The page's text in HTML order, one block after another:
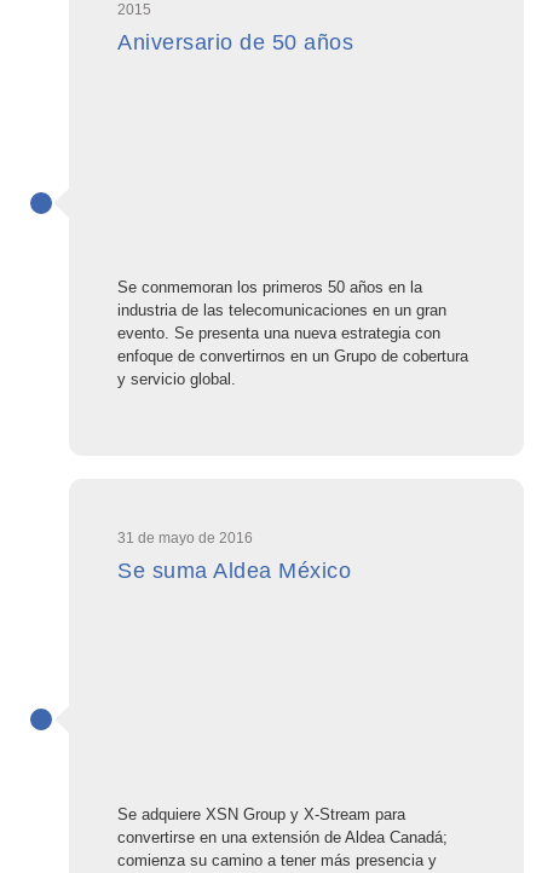
2015
Aniversario de 50 años
Se conmemoran los primeros 50 años en la
industria de las telecomunicaciones en un gran
evento. Se presenta una nueva estrategia con
enfoque de convertirnos en un Grupo de cobertura
y servicio global.
31 de mayo de 2016
Se suma Aldea México
Se adquiere XSN Group y X-Stream para
convertirse en una extensión de Aldea Canadá;
comienza su camino a tener más presencia y